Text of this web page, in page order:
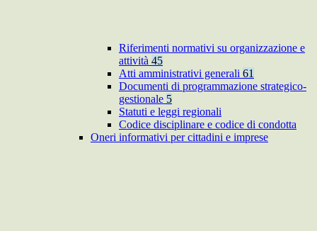
Riferimenti normativi su organizzazione e
attività 45
Atti amministrativi generali 61
Documenti di programmazione strategico-
gestionale 5
Statuti e leggi regionali
Codice disciplinare e codice di condotta
Oneri informativi per cittadini e imprese